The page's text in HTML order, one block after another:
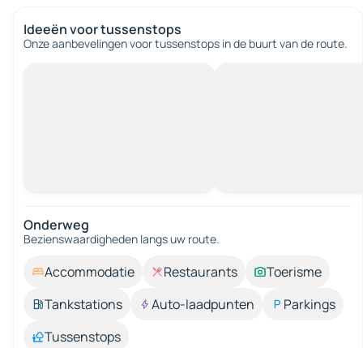
Ideeën voor tussenstops
Onze aanbevelingen voor tussenstops in de buurt van de route.
Onderweg
Bezienswaardigheden langs uw route.
Accommodatie Restaurants
Toerisme
Tankstations
Auto-laadpunten
Parkings
Tussenstops